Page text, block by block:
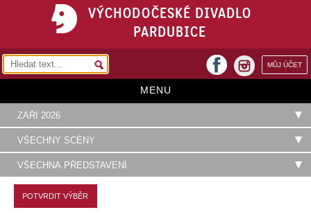
VÝCHODOČESKÉ DIVADLO
PARDUBICE
MŮJ ÚČET
facebook
MENU